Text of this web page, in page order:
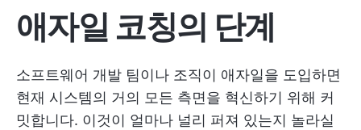
애자일 코칭의 단계
소프트웨어 개발 팀이나 조직이 애자일을 도입하면
현재 시스템의 거의 모든 측면을 혁신하기 위해 커
밋합니다. 이것이 얼마나 널리 퍼져 있는지 놀라실